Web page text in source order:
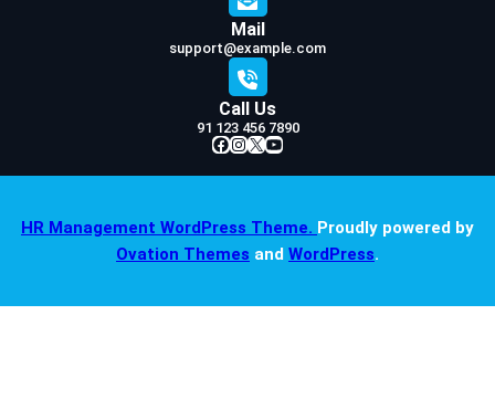
Mail
support@example.com
Call Us
91 123 456 7890
Facebook InstagramX YouTube
HR Management WordPress Theme. Proudly powered by
Ovation Themes and WordPress.